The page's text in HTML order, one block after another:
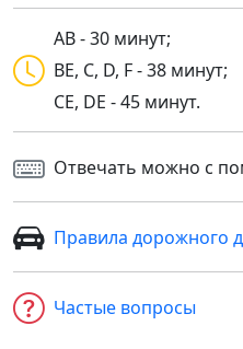
AB - 30 минут;
BE, C, D, F - 38 минут;
CE, DE - 45 минут.
Отвечать можно с
Правила дорожного
Частые вопросы